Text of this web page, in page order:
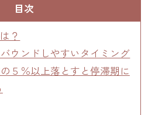
目次
？
ウンドしやすいタイミング
５％以上落とすと停滞期に